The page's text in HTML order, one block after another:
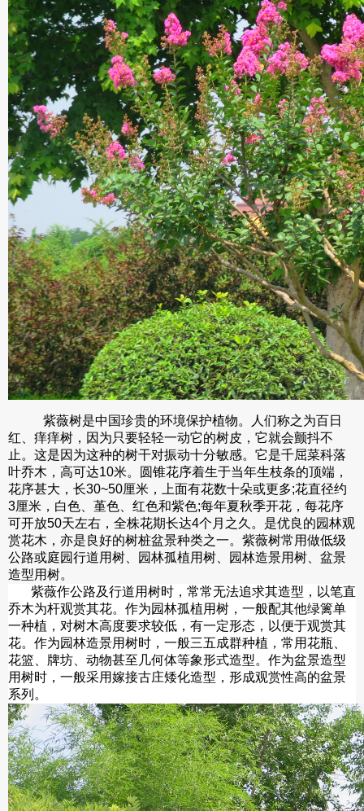
紫薇树是中国珍贵的环境保护植物。人们称之为百日
红、 痒痒树 ，因为只要轻轻一动它的树皮，它就会颤抖不
止。这是因为这种的树干对振动十分敏感。它是千屈菜科落
叶乔木 ，高可达10米。 圆锥花序着生于当年生枝条的顶端，
花序甚大，长30~50厘米，上面有花数十朵或更多;花直径约
3厘米，白色、 堇色 、红色和紫色;每年夏秋季开花，每花序
可开放50天左右，全株花期长达4个月之久。是优良的园林观
赏花木，亦是良好的树桩盆景种类之一。 紫薇树常 用做低级
公路或庭园行道用树
园林孤植用树 园林造景用树
盆景
造型用树。
紫薇作公路及行道用树时，常常无法追求其造型，以笔直
乔木为杆观赏其花。作为园林孤植用树，一般配其他绿篱单
一种植，对树木高度要求较低，有一定形态，以便于观赏其
花。作为园林造景用树时 ，一般三五成群种植，常用花瓶、
花篮、牌坊、动物甚至几何体等象形式造型。 作为盆景造型
用树时，一般采用嫁接古庄矮化造型，形成观赏性高的盆景
系列。